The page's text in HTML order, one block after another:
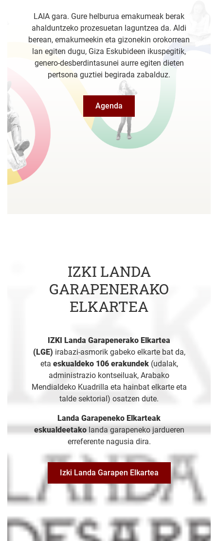
LAIA gara. Gure helburua emakumeak berak
ahalduntzeko prozesuetan laguntzea da. Aldi
berean, emakumeekin eta gizonekin orokorrean
lan egiten dugu, Giza Eskubideen ikuspegitik,
genero-desberdintasunei aurre egiten dieten
pertsona guztiei begirada zabalduz.
Agenda
IZKI LANDA
GARAPENERAKO
ELKARTEA
IZKI Landa Garapenerako Elkartea
(LGE) irabazi-asmorik gabeko elkarte bat da,
eta eskualdeko 106 erakundek(udalak,
administrazio kontseiluak, Arabako
Mendialdeko Kuadrilla eta hainbat elkarte eta
talde sektorial) osatzen dute.
Landa Garapeneko Elkarteak
eskualdeetakolanda garapeneko jardueren
erreferente nagusia dira.
Izki Landa Garapen Elkartea